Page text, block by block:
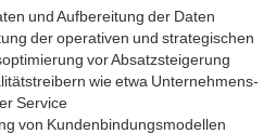
und Aufbereitung der Daten
der operativen und strategischen
vor Absatzsteigerung
wie etwa Unternehmens-
Service
von Kundenbindungsmodellen